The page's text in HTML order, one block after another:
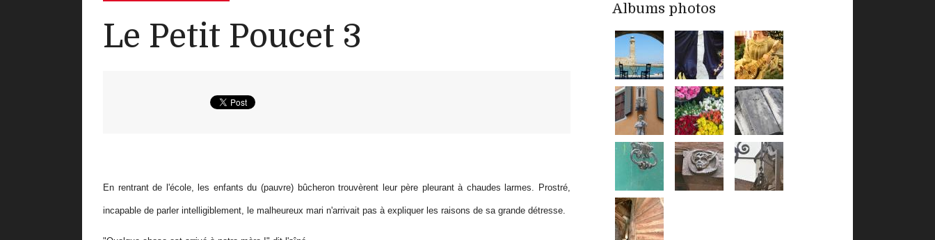
Le Petit Poucet 3
En rentrant de l'école, les enfants du (pauvre) bûcheron trouvèrent leur père pleurant à chaudes larmes. Prostré,
incapable de parler intelligiblement, le malheureux mari n'arrivait pas à expliquer les raisons de sa grande détresse.
Albums photos